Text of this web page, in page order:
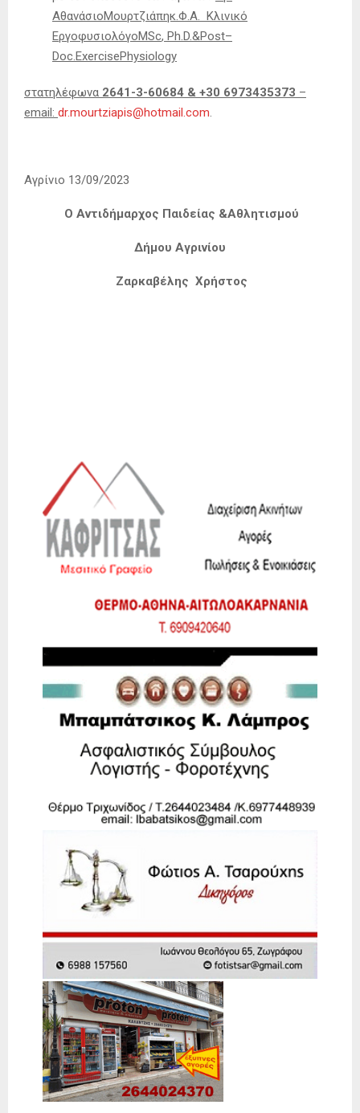
ΑθανάσιοΜουρτζιάπηκ.Φ.Α. Κλινικό
ΕργοφυσιολόγοMSc, Ph.D.&Post–
Doc.ExercisePhysiology
στατηλέφωνα 2641-3-60684 & +30 6973435373 –
email: dr.mourtziapis@hotmail.com.
Αγρίνιο 13/09/2023
Ο Αντιδήμαρχος Παιδείας &Αθλητισμού
Δήμου Αγρινίου
Ζαρκαβέλης Χρήστος